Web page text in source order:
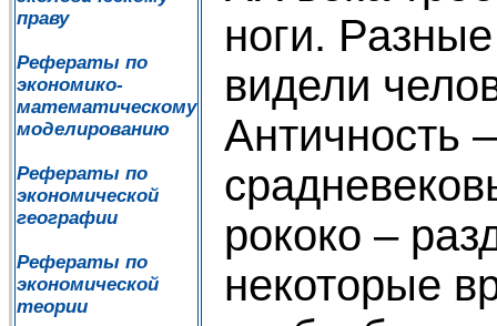
праву
Рефераты по
экономико-
математическому
моделированию
Рефераты по
экономической
географии
Рефераты по
экономической
теории
ноги.
видели
Античность
рококо –
некоторые